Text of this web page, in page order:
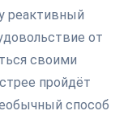
реактивный
от
своими
пройдёт
способ